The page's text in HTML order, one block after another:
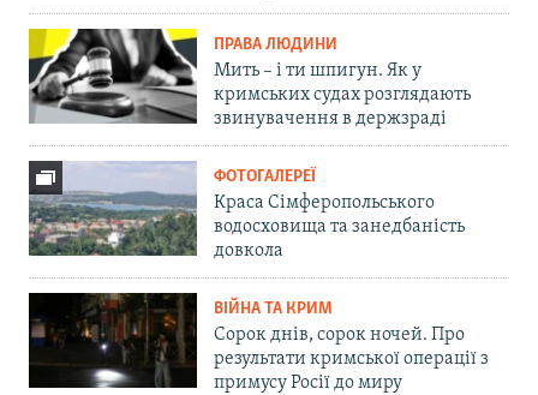
ПРАВА ЛЮДИНИ
Мить – і ти шпигун. Як у
кримських судах розглядають
звинувачення в держзраді
ФОТОГАЛЕРЕЇ
Краса Сімферопольського
водосховища та занедбаність
довкола
ВІЙНА ТА КРИМ
Сорок днів, сорок ночей. Про
результати кримської операції з
примусу Росії до миру